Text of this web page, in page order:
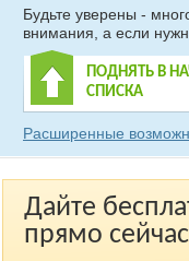
Будьте уверены -
внимания, а если
ПОДНЯТЬ В
СПИСКА
Расширенные
Дайте
прямо